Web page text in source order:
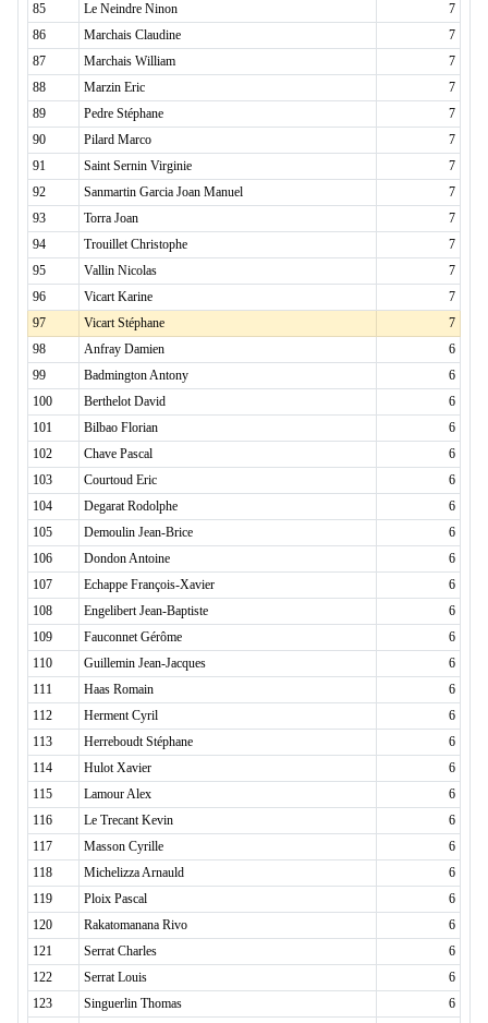
85
Le Neindre Ninon
7
86
Marchais Claudine
7
87
Marchais William
7
88
Marzin Eric
7
89
Pedre Stéphane
7
90
Pilard Marco
7
91
Saint Sernin Virginie
7
92
Sanmartin Garcia Joan Manuel
7
93
Torra Joan
7
94
Trouillet Christophe
7
95
Vallin Nicolas
7
96
Vicart Karine
7
97
Vicart Stéphane
7
98
Anfray Damien
6
99
Badmington Antony
6
100
Berthelot David
6
101
Bilbao Florian
6
102
Chave Pascal
6
103
Courtoud Eric
6
104
Degarat Rodolphe
6
105
Demoulin Jean-Brice
6
106
Dondon Antoine
6
107
Echappe François-Xavier
6
108
Engelibert Jean-Baptiste
6
109
Fauconnet Gérôme
6
110
Guillemin Jean-Jacques
6
111
Haas Romain
6
112
Herment Cyril
6
113
Herreboudt Stéphane
6
114
Hulot Xavier
6
115
Lamour Alex
6
116
Le Trecant Kevin
6
117
Masson Cyrille
6
118
Michelizza Arnauld
6
119
Ploix Pascal
6
120
Rakatomanana Rivo
6
121
Serrat Charles
6
122
Serrat Louis
6
123
Singuerlin Thomas
6